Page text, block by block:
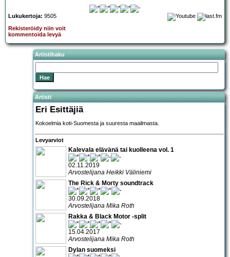
Lukukertoja: 9505
Rekisteröidy niin voit
kommentoida levyä
Artistihaku
Artisti
Eri Esittäjiä
Kokoelmia koti-Suomesta ja suuresta maailmasta.
Levyarviot
Kalevala elävänä tai kuolleena vol. 1
02.11.2019
Arvostelijana Heikki Väliniemi
The Rick & Morty soundtrack
30.09.2018
Arvostelijana Mika Roth
Rakka & Black Motor -split
15.04.2017
Arvostelijana Mika Roth
Dylan suomeksi